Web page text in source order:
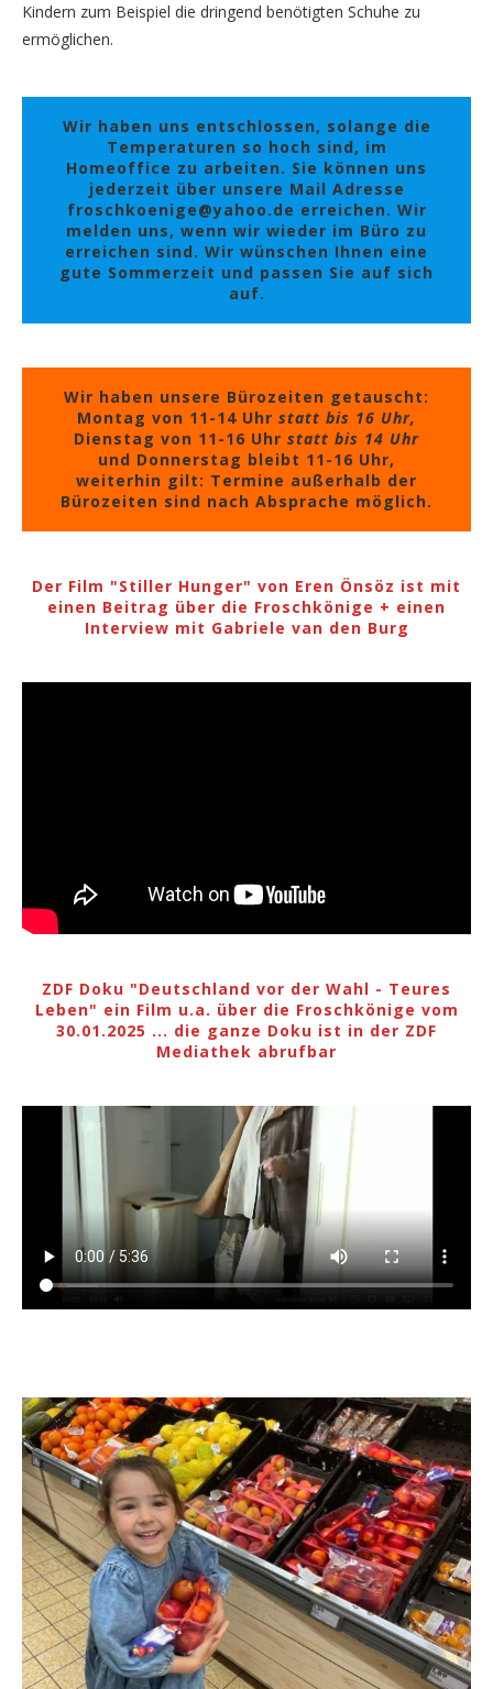
Kindern zum Beispiel die dringend benötigten Schuhe zu
ermöglichen.
Wir haben uns entschlossen, solange die
Temperaturen so hoch sind, im
Homeoffice zu arbeiten. Sie können uns
jederzeit über unsere Mail Adresse
froschkoenige@yahoo.de erreichen. Wir
melden uns, wenn wir wieder im Büro zu
erreichen sind. Wir wünschen Ihnen eine
gute Sommerzeit und passen Sie auf sich
auf.
Wir haben unsere Bürozeiten getauscht:
Montag von 11-14 Uhr statt bis 16 Uhr,
Dienstag von 11-16 Uhr statt bis 14 Uhr
und Donnerstag bleibt 11-16 Uhr,
weiterhin gilt: Termine außerhalb der
Bürozeiten sind nach Absprache möglich.
Der Film "Stiller Hunger" von Eren Önsöz ist mit
einen Beitrag über die Froschkönige + einen
Interview mit Gabriele van den Burg
ZDF Doku "Deutschland vor der Wahl - Teures
Leben" ein Film u.a. über die Froschkönige vom
30.01.2025 ... die ganze Doku ist in der ZDF
Mediathek abrufbar